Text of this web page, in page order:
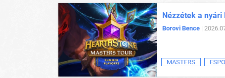
Nézzétek a
Borovi Bence |
MASTERS